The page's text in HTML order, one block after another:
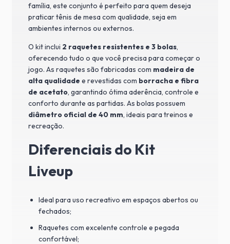
família, este conjunto é perfeito para quem deseja
praticar tênis de mesa com qualidade, seja em
ambientes internos ou externos.
O kit inclui 2 raquetes resistentes e 3 bolas,
oferecendo tudo o que você precisa para começar o
jogo. As raquetes são fabricadas com madeira de
alta qualidade e revestidas com borracha e fibra
de acetato, garantindo ótima aderência, controle e
conforto durante as partidas. As bolas possuem
diâmetro oficial de 40 mm, ideais para treinos e
recreação.
Diferenciais do Kit
Liveup
Ideal para uso recreativo em espaços abertos ou
fechados;
Raquetes com excelente controle e pegada
confortável;